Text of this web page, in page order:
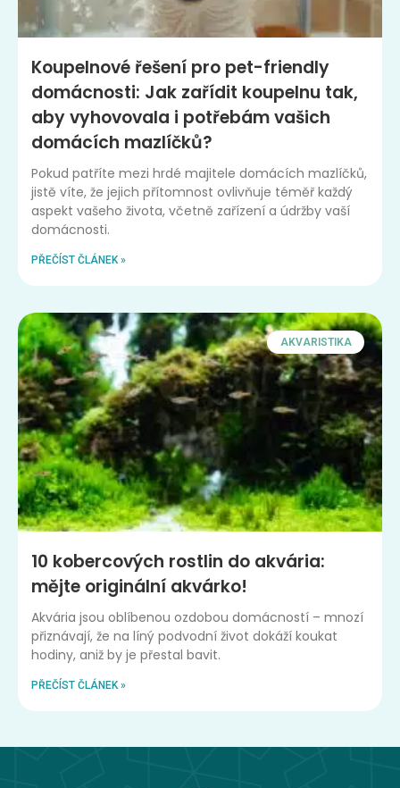
Koupelnové řešení pro pet-friendly
domácnosti: Jak zařídit koupelnu tak,
aby vyhovovala i potřebám vašich
domácích mazlíčků?
Pokud patříte mezi hrdé majitele domácích mazlíčků,
jistě víte, že jejich přítomnost ovlivňuje téměř každý
aspekt vašeho života, včetně zařízení a údržby vaší
domácnosti.
PŘEČÍST ČLÁNEK »
AKVARISTIKA
10 kobercových rostlin do akvária:
mějte originální akvárko!
Akvária jsou oblíbenou ozdobou domácností – mnozí
přiznávají, že na líný podvodní život dokáží koukat
hodiny, aniž by je přestal bavit.
PŘEČÍST ČLÁNEK »